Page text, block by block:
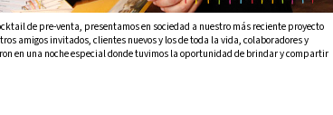
de pre-venta, presentamos en sociedad a nuestro más reciente proyecto
amigos invitados, clientes nuevos y los de toda la vida, colaboradores y
en una noche especial donde tuvimos la oportunidad de brindar y compartir